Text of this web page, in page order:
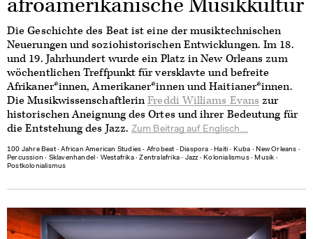
afroamerikanische Musikkultur
Die Geschichte des Beat ist eine der musiktechnischen
Neuerungen und soziohistorischen Entwicklungen. Im 18.
und 19. Jahrhundert wurde ein Platz in New Orleans zum
wöchentlichen Treffpunkt für versklavte und befreite
Afrikaner*innen, Amerikaner*innen und Haitianer*innen.
Die MusikwissenschaftlerinFreddi Williams Evans zur
historischen Aneignung des Ortes und ihrer Bedeutung für
die Entstehung des Jazz.Zum Beitrag auf Englisch...
100 Jahre Beat∙African American Studies ∙ Afrobeat ∙Diaspora ∙Haiti ∙ Kuba ∙New Orleans ∙
Percussion ∙ Sklavenhandel ∙ Westafrika∙Zentralafrika ∙ Jazz∙Kolonialismus∙Musik ∙
Postkolonialismus